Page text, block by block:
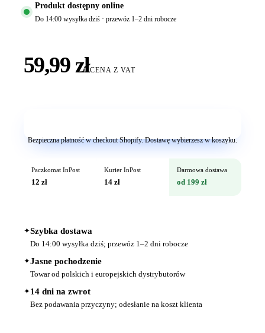
Produkt dostępny online
Do 14:00 wysyłka dziś · przewóz 1–2 dni robocze
59,99 złCENA Z VAT
Bezpieczna płatność w checkout Shopify. Dostawę wybierzesz w koszyku.
Paczkomat InPost
12 zł
Kurier InPost
14 zł
Darmowa dostawa
od 199 zł
✦Szybka dostawa
Do 14:00 wysyłka dziś; przewóz 1–2 dni robocze
✦Jasne pochodzenie
Towar od polskich i europejskich dystrybutorów
✦14 dni na zwrot
Bez podawania przyczyny; odesłanie na koszt klienta